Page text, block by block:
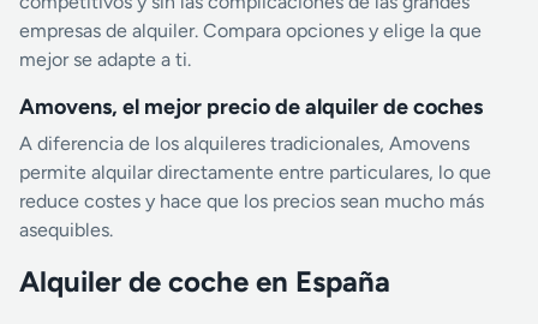
empresas de alquiler. Compara opciones y elige la que
mejor se adapte a ti.
Amovens, el mejor precio de alquiler de coches
A diferencia de los alquileres tradicionales, Amovens
permite alquilar directamente entre particulares, lo que
reduce costes y hace que los precios sean mucho más
asequibles.
Alquiler de coche en España